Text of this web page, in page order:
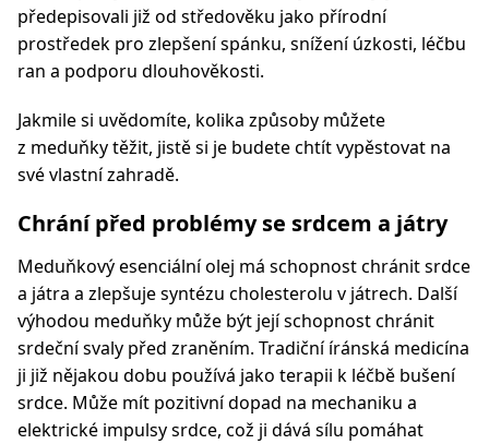
předepisovali již od středověku jako přírodní
prostředek pro zlepšení spánku, snížení úzkosti, léčbu
ran a podporu dlouhověkosti.
Jakmile si uvědomíte, kolika způsoby můžete
z meduňky těžit, jistě si je budete chtít vypěstovat na
své vlastní zahradě.
Chrání před problémy se srdcem a játry
Meduňkový esenciální olej má schopnost chránit srdce
a játra a zlepšuje syntézu cholesterolu v játrech. Další
výhodou meduňky může být její schopnost chránit
srdeční svaly před zraněním. Tradiční íránská medicína
ji již nějakou dobu používá jako terapii k léčbě bušení
srdce. Může mít pozitivní dopad na mechaniku a
elektrické impulsy srdce, což ji dává sílu pomáhat